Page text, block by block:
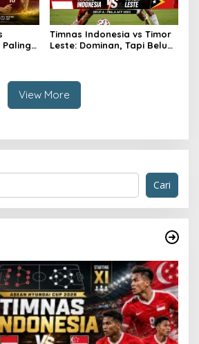
Timnas Indonesia vs Timor
Leste: Dominan, Tapi Belum
View More
Cari